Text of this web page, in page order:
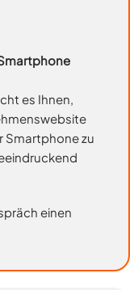
es Ihnen,
Smartphone zu
einen